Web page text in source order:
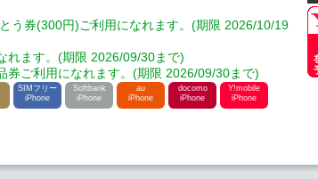
う券(300円)ご利用になれます。(期限 2026/10/19
れます。(期限 2026/09/30まで)
券ご利用になれます。(期限 2026/09/30まで)
SIMフリー
iPhone
Softbank
iPhone
au
iPhone
docomo
iPhone
Y!mobile
iPhone